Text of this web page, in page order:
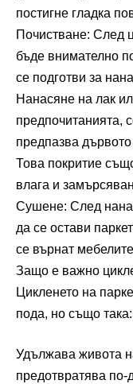
постигне гладка
Почистване: След
бъде внимателно
се подготви за
Нанасяне на лак
предпочитанията,
предпазва дървото
Това покритие
влага и
Сушене: След
да се остави
се върнат
Защо е важно
Цикленето на
пода, но също така:
Удължава живота
предотвратява по-